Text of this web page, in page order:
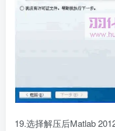
19.选择解压后Matlab